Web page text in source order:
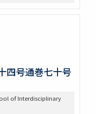
四号通巻七十号
of Interdisciplinary